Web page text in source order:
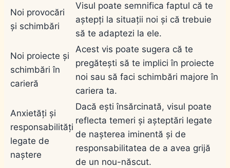
Noi provocări
și schimbări
Visul poate semnifica faptul că te
aștepți la situații noi și că trebuie
să te adaptezi la ele.
Noi proiecte și
schimbări în
carieră
Acest vis poate sugera că te
pregătești să te implici în proiecte
noi sau să faci schimbări majore în
cariera ta.
Anxietăți și
responsabilități
legate de
naștere
Dacă ești însărcinată, visul poate
reflecta temeri și așteptări legate
de nașterea iminentă și de
responsabilitatea de a avea grijă
de un nou-născut.